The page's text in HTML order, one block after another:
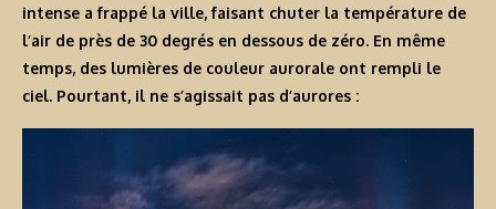
intense a frappé la ville, faisant chuter la température de
l’air de près de 30 degrés en dessous de zéro. En même
temps, des lumières de couleur aurorale ont rempli le
ciel. Pourtant, il ne s’agissait pas d’aurores :